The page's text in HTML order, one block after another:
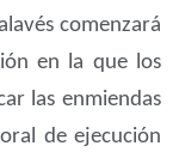
comenzará
en la que los
las enmiendas
de ejecución